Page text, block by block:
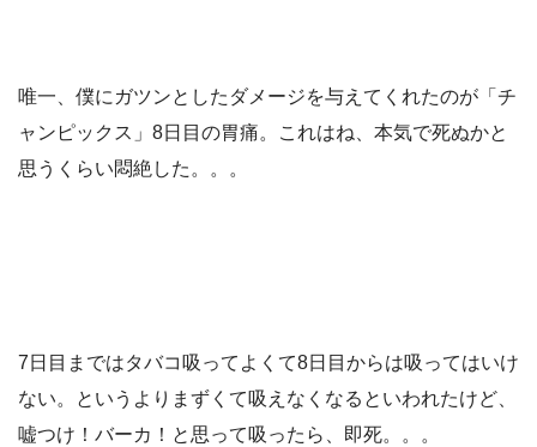
唯一、僕にガツンとしたダメージを与えてくれたのが「チ
ャンピックス」8日目の胃痛。これはね、本気で死ぬかと
思うくらい悶絶した。。。
7日目まではタバコ吸ってよくて8日目からは吸ってはいけ
ない。というよりまずくて吸えなくなるといわれたけど、
嘘つけ！バーカ！と思って吸ったら、即死。。。